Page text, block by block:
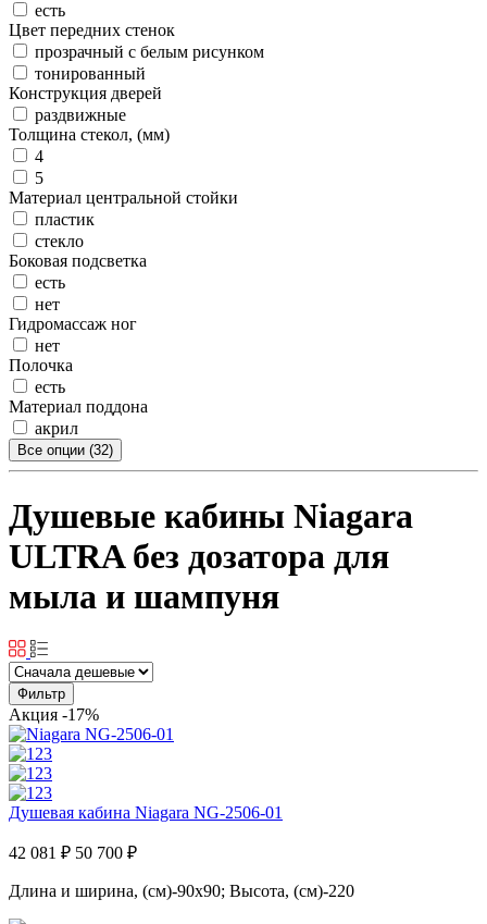
есть
Цвет передних стенок
прозрачный с белым рисунком
тонированный
Конструкция дверей
раздвижные
Толщина стекол, (мм)
4
5
Материал центральной стойки
пластик
стекло
Боковая подсветка
есть
нет
Гидромассаж ног
нет
Полочка
есть
Материал поддона
акрил
Все опции (32)
Душевые кабины Niagara
ULTRA без дозатора для
мыла и шампуня
Фильтр
Акция -17%
Душевая кабина Niagara NG-2506-01
42 081 ₽ 50 700 ₽
Длина и ширина, (см)-90x90; Высота, (см)-220